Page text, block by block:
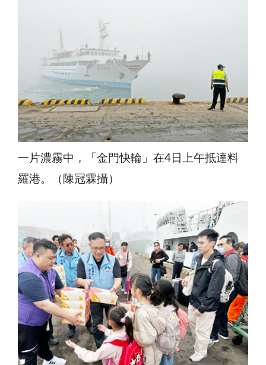
一片濃霧中，「金門快輪」在4日上午抵達料
羅港。（陳冠霖攝）